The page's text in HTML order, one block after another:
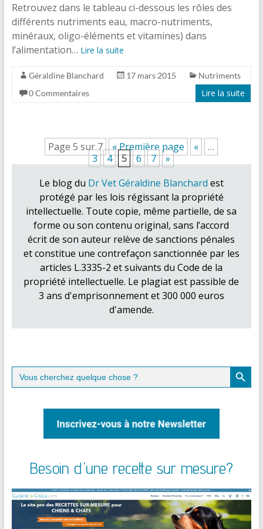
Retrouvez dans le tableau ci-dessous les rôles des
différents nutriments eau, macro-nutriments,
minéraux, oligo-éléments et vitamines) dans
l’alimentation… Lire la suite
Géraldine Blanchard 17 mars 2015
Nutriments
0 Commentaires
Lire la suite
Page 5 sur 7 « Première page «
…
3
4 5 6 7
»
Le blog du Dr Vet Géraldine Blanchard est
protégé par les lois régissant la propriété
intellectuelle. Toute copie, même partielle, de sa
forme ou son contenu original, sans l’accord
écrit de son auteur relève de sanctions pénales
et constitue une contrefaçon sanctionnée par les
articles L.3335-2 et suivants du Code de la
propriété intellectuelle. Le plagiat est passible de
3 ans d'emprisonnement et 300 000 euros
d'amende.
Search
for:
Search Button
Besoin d'une recette sur mesure?